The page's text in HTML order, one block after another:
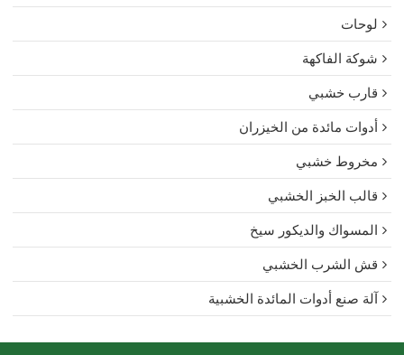
لوحات
شوكة الفاكهة
قارب خشبي
أدوات مائدة من الخيزران
مخروط خشبي
قالب الخبز الخشبي
المسواك والديكور سيخ
قش الشرب الخشبي
آلة صنع أدوات المائدة الخشبية